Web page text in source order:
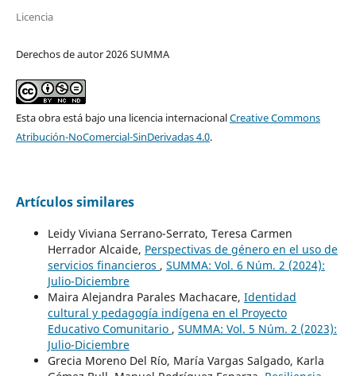
Licencia
Derechos de autor 2026 SUMMA
Esta obra está bajo una licencia internacionalCreative Commons
Atribución-NoComercial-SinDerivadas 4.0.
Artículos similares
Leidy Viviana Serrano-Serrato, Teresa Carmen
Herrador Alcaide, Perspectivas de género en el uso de
servicios financieros , SUMMA: Vol. 6 Núm. 2 (2024):
Julio-Diciembre
Maira Alejandra Parales Machacare, Identidad
cultural y pedagogía indígena en el Proyecto
Educativo Comunitario , SUMMA: Vol. 5 Núm. 2 (2023):
Julio-Diciembre
Grecia Moreno Del Río, María Vargas Salgado, Karla